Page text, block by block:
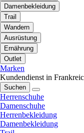
Damenbekleidung
Trail
Wandern
Ausrüstung
Ernährung
Outlet
Marken
Kundendienst in
Suchen
Herrenschuhe
Damenschuhe
Herrenbekleidung
Damenbekleidung